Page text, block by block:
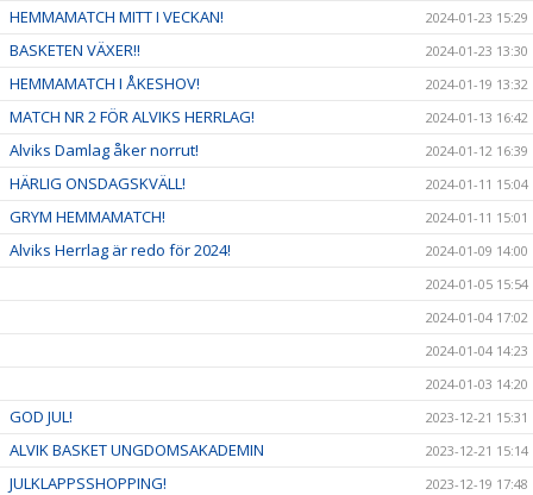
HEMMAMATCH MITT I VECKAN! 2024-01-23 15:29
BASKETEN VÄXER!! 2024-01-23 13:30
HEMMAMATCH I ÅKESHOV! 2024-01-19 13:32
MATCH NR 2 FÖR ALVIKS HERRLAG! 2024-01-13 16:42
Alviks Damlag åker norrut! 2024-01-12 16:39
HÄRLIG ONSDAGSKVÄLL! 2024-01-11 15:04
GRYM HEMMAMATCH! 2024-01-11 15:01
Alviks Herrlag är redo för 2024!
2024-01-09 14:00
2024-01-05 15:54
2024-01-04 17:02
2024-01-04 14:23
2024-01-03 14:20
GOD JUL! 2023-12-21 15:31
ALVIK BASKET UNGDOMSAKADEMIN 2023-12-21 15:14
JULKLAPPSSHOPPING! 2023-12-19 17:48